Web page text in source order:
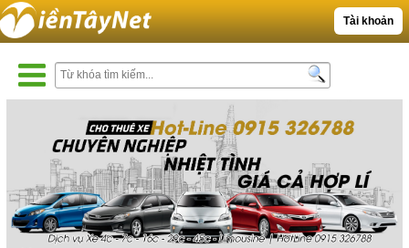
Tài khoản